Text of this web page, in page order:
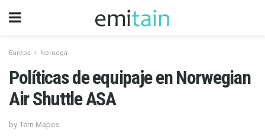
Europa Noruega
Políticas de equipaje en Norwegian
Air Shuttle ASA
by Terri Mapes